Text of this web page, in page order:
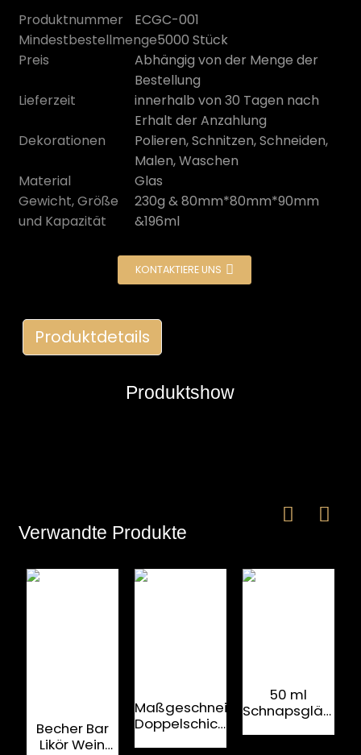
Produktnummer
ECGC-001
Mindestbestellmenge5000 Stück
Preis
Abhängig von der Menge der
Bestellung
Lieferzeit
innerhalb von 30 Tagen nach
Erhalt der Anzahlung
Dekorationen
Polieren, Schnitzen, Schneiden,
Malen, Waschen
Material
Glas
Gewicht, Größe
und Kapazität
230g & 80mm*80mm*90mm
&196ml
KONTAKTIERE UNS
Produktdetails
Produktshow
Verwandte Produkte
Becher Bar
Likör Wein
Maßgeschneiderter
Doppelschicht-
Spirituosenbecher
50 ml
Schnapsgläser